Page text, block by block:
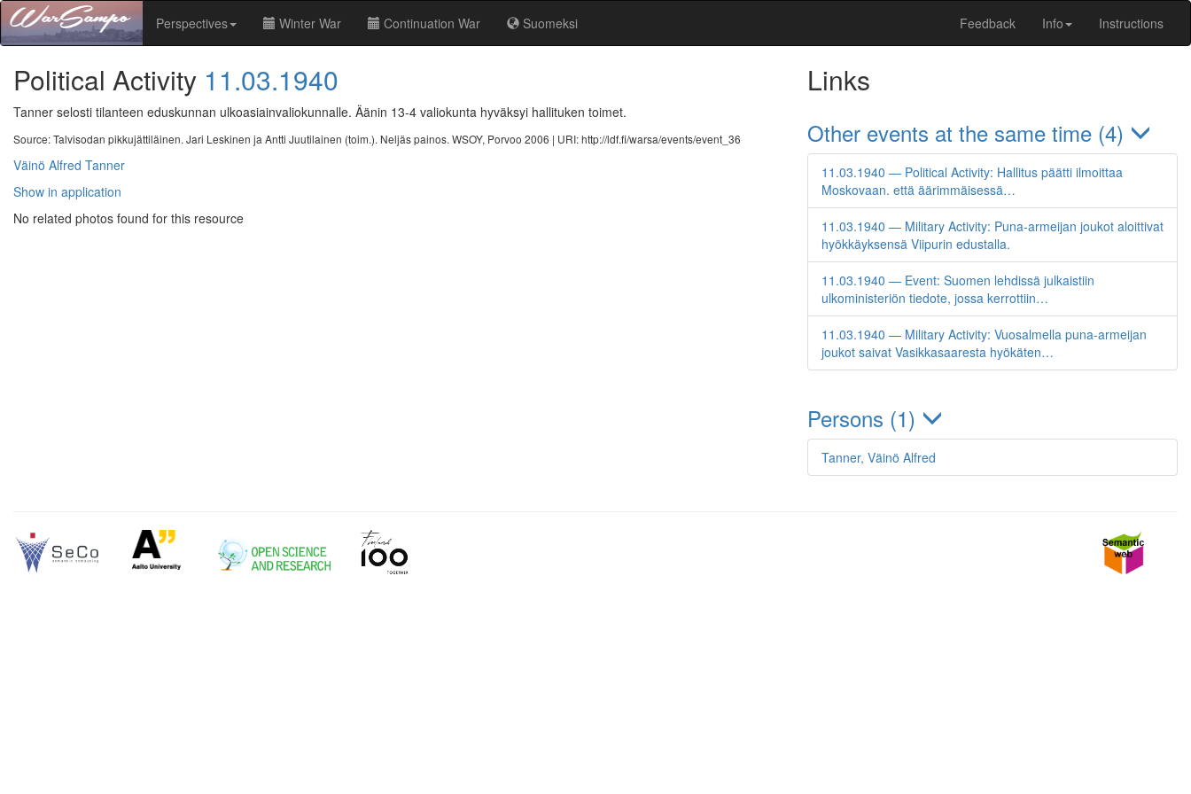
Perspectives Winter War Continuation War Suomeksi Feedback Info Instructions
Political Activity 11.03.1940
Tanner selosti tilanteen eduskunnan ulkoasiainvaliokunnalle. Äänin 13-4 valiokunta hyväksyi hallituken toimet.
Source: Talvisodan pikkujättiläinen. Jari Leskinen ja Antti Juutilainen (toim.). Neljäs painos. WSOY, Porvoo 2006 | URI: http://ldf.fi/warsa/events/event_36
Väinö Alfred Tanner
Show in application
No related photos found for this resource
Links
Other events at the same time (4)
11.03.1940 — Political Activity: Hallitus päätti ilmoittaa
Moskovaan. että äärimmäisessä…
11.03.1940 — Military Activity: Puna-armeijan joukot aloittivat
hyökkäyksensä Viipurin edustalla.
11.03.1940 — Event: Suomen lehdissä julkaistiin
ulkoministeriön tiedote, jossa kerrottiin…
11.03.1940 — Military Activity: Vuosalmella puna-armeijan
joukot saivat Vasikkasaaresta hyökäten…
Persons (1)
Tanner, Väinö Alfred